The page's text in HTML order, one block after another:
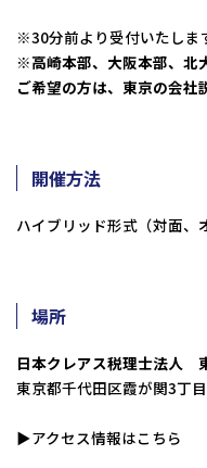
※30分前より受付いたしま
※高崎本部、大阪本部、北
ご希望の方は、 東京の会社
開催方法
ハイブリッド形式（対面、
場所
日本クレアス税理士法人
東京都千代田区霞が関3丁
▶︎アクセス情報はこちら